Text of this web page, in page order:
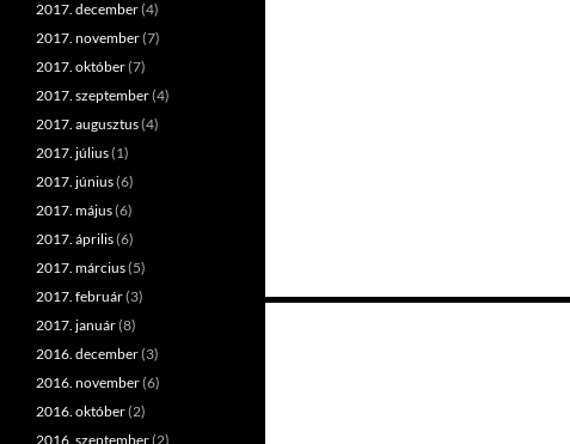
2017. december(4)
2017. november(7)
2017. október(7)
2017. szeptember(4)
2017. augusztus(4)
2017. július(1)
2017. június(6)
2017. május(6)
2017. április(6)
2017. március(5)
2017. február(3)
2017. január(8)
2016. december(3)
2016. november(6)
2016. október(2)
2016. szeptember(2)